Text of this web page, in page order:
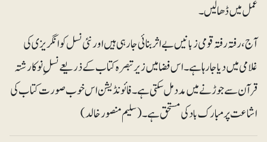
عمل میں ڈھالیں۔
آج، رفتہ رفتہ قومی زبانیں بے اثر بنائی جارہی ہیں اور نئی نسل کو انگریزی کی
غلامی میں دیا جارہا ہے۔ اس فضا میں زیرتبصرہ کتاب کے ذریعے نسلِ نو کا رشتہ
قرآن سے جوڑنے میں مدد مل سکتی ہے۔ فائونڈیشن اس خوب صورت کتاب کی
اشاعت پر مبارک باد کی مستحق ہے۔ (سلیم منصور خالد)